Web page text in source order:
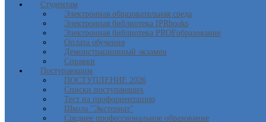
Студентам
Электронная образовательная среда
Электронная библиотека IPRbooks
Электронная библиотека PROFобразование
Оплата обучения
Демонстрационный экзамен
Справки
Поступающим
ПОСТУПЛЕНИЕ 2026
Списки поступающих
Тест на профориентацию
Школа "Экстернат"
Среднее профессиональное образование